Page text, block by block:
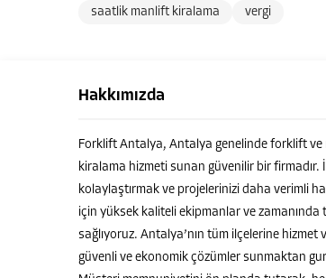
saatlik manlift kiralama
vergi
Hakkımızda
Forklift Antalya, Antalya genelinde forklift
kiralama hizmeti sunan güvenilir bir firmadır.
kolaylaştırmak ve projelerinizi daha verimli
için yüksek kaliteli ekipmanlar ve zamanında
sağlıyoruz. Antalya’nın tüm ilçelerine hizmet
güvenli ve ekonomik çözümler sunmaktan